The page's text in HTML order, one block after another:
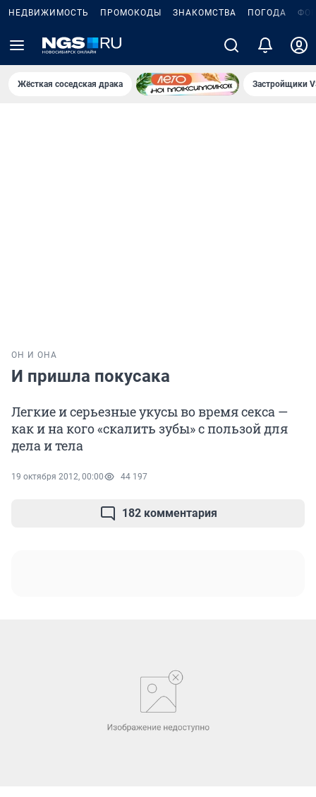
НЕДВИЖИМОСТЬ ПРОМОКОДЫ ЗНАКОМСТВА ПОГОДА
Жёсткая соседская драка Застройщики
ОН И ОНА
И пришла покусака
Легкие и серьезные укусы во время секса —
как и на кого «скалить зубы» с пользой для
дела и тела
19 октября 2012, 00:00 44 197
182 комментария